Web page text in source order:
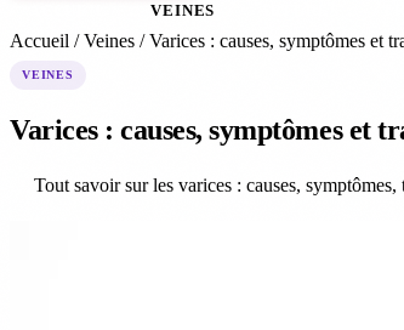
VEINES
Accueil / Veines / Varices : causes, symptômes et
VEINES
Varices : causes, symptômes et
Tout savoir sur les varices : causes,